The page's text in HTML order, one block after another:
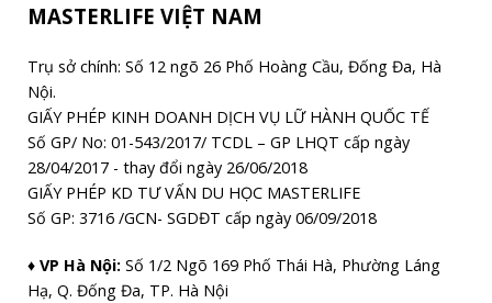
MASTERLIFE VIỆT NAM
Trụ sở chính: Số 12 ngõ 26 Phố Hoàng Cầu, Đống Đa, Hà
Nội.
GIẤY PHÉP KINH DOANH DỊCH VỤ LỮ HÀNH QUỐC TẾ
Số GP/ No: 01-543/2017/ TCDL – GP LHQT cấp ngày
28/04/2017 - thay đổi ngày 26/06/2018
GIẤY PHÉP KD TƯ VẤN DU HỌC MASTERLIFE
Số GP: 3716 /GCN- SGDĐT cấp ngày 06/09/2018
♦ VP Hà Nội: Số 1/2 Ngõ 169 Phố Thái Hà, Phường Láng
Hạ, Q. Đống Đa, TP. Hà Nội